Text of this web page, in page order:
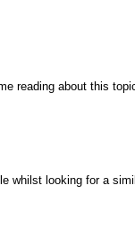
reading about this
whilst looking for a